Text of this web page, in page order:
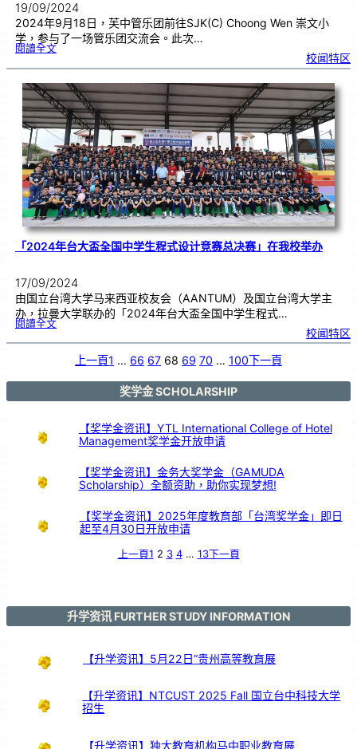
19/09/2024
2024年9月18日，芙中管乐团前往SJK(C) Choong Wen 崇文小
学，参与了一场管乐团交流会。此次…
閱讀全文:芙
乐
前
往
S
J
K
(
C
)
C
h
o
o
n
g
W
e
n
崇
文
小
学
参
与
一
场
管
乐
团
交
流
会
校闻特区
「2024年台大盃全国中学生程式设计竞赛总决赛」在我校举办
17/09/2024
由国立台湾大学马来西亚校友会（AANTUM）及国立台湾大学主
办，拉曼大学联办的「2024年台大盃全国中学生程式…
閱讀全文:「
2
国
生
校闻特区
上一頁1 … 66 67 68 69 70 … 100下一頁
奖学金 SCHOLARSHIP
【奖学金资讯】YTL International College of Hotel
Management奖学金开放申请
【奖学金资讯】金务大奖学金（GAMUDA
Scholarship）全额资助，助你实现梦想!
【奖学金资讯】2025年度教育部「台湾奖学金」即日
起至4月30日开放申请
上一頁1 2 3 4 … 13下一頁
升学资讯 FURTHER STUDY INFORMATION
【升学资讯】5月22日“贵州高等教育展
【升学资讯】NTCUST 2025 Fall 国立台中科技大学
招生
【升学资讯】独大教育机构马中职业教育展